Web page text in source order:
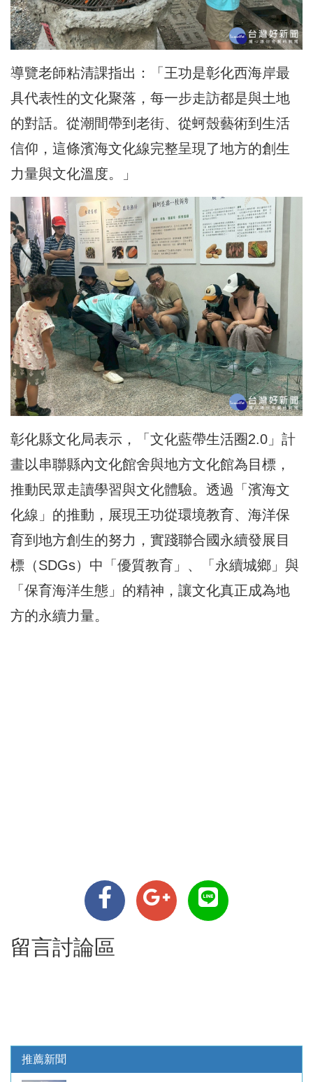
導覽老師粘清課指出：「王功是彰化西海岸最
具代表性的文化聚落，每一步走訪都是與土地
的對話。從潮間帶到老街、從蚵殼藝術到生活
信仰，這條濱海文化線完整呈現了地方的創生
力量與文化溫度。」
彰化縣文化局表示，「文化藍帶生活圈2.0」計
畫以串聯縣內文化館舍與地方文化館為目標，
推動民眾走讀學習與文化體驗。透過「濱海文
化線」的推動，展現王功從環境教育、海洋保
育到地方創生的努力，實踐聯合國永續發展目
標（SDGs）中「優質教育」、「永續城鄉」與
「保育海洋生態」的精神，讓文化真正成為地
方的永續力量。
留言討論區
推薦新聞